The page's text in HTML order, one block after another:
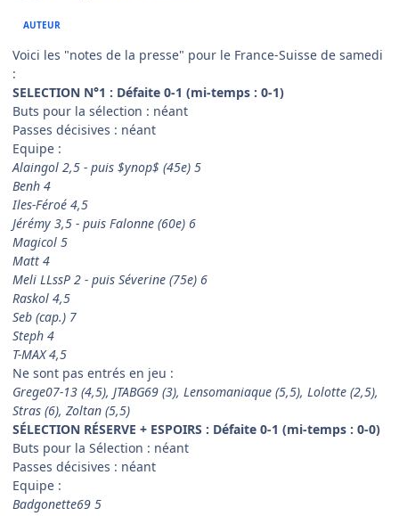
AUTEUR
Voici les "notes de la presse" pour le France-Suisse de samedi
:
SELECTION N°1 : Défaite 0-1 (mi-temps : 0-1)
Buts pour la sélection : néant
Passes décisives : néant
Equipe :
Alaingol 2,5 - puis $ynop$ (45e) 5
Benh 4
Iles-Féroé 4,5
Jérémy 3,5 - puis Falonne (60e) 6
Magicol 5
Matt 4
Meli LLssP 2 - puis Séverine (75e) 6
Raskol 4,5
Seb (cap.) 7
Steph 4
T-MAX 4,5
Ne sont pas entrés en jeu :
Grege07-13 (4,5), JTABG69 (3), Lensomaniaque (5,5), Lolotte (2,5),
Stras (6), Zoltan (5,5)
SÉLECTION RÉSERVE + ESPOIRS : Défaite 0-1 (mi-temps : 0-0)
Buts pour la Sélection : néant
Passes décisives : néant
Equipe :
Badgonette69 5